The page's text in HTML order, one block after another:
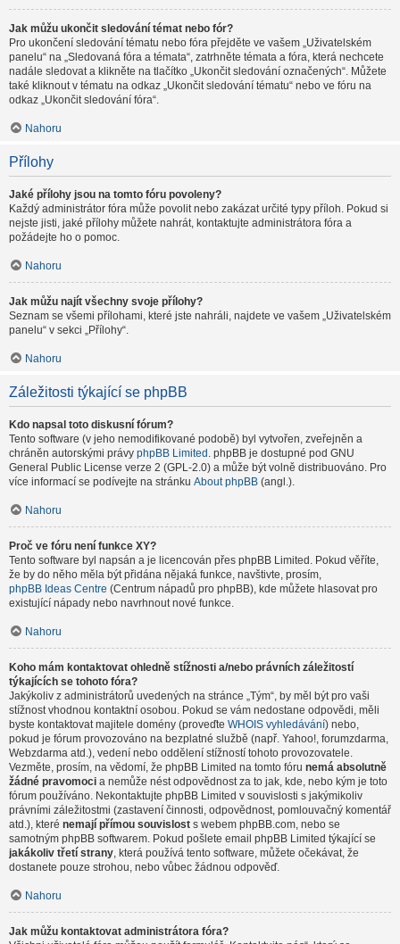
Jak můžu ukončit sledování témat nebo fór?
Pro ukončení sledování tématu nebo fóra přejděte ve vašem „Uživatelském
panelu“ na „Sledovaná fóra a témata“, zatrhněte témata a fóra, která nechcete
nadále sledovat a klikněte na tlačítko „Ukončit sledování označených“. Můžete
také kliknout v tématu na odkaz „Ukončit sledování tématu“ nebo ve fóru na
odkaz „Ukončit sledování fóra“.
Nahoru
Přílohy
Jaké přílohy jsou na tomto fóru povoleny?
Každý administrátor fóra může povolit nebo zakázat určité typy příloh. Pokud si
nejste jisti, jaké přílohy můžete nahrát, kontaktujte administrátora fóra a
požádejte ho o pomoc.
Nahoru
Jak můžu najít všechny svoje přílohy?
Seznam se všemi přílohami, které jste nahráli, najdete ve vašem „Uživatelském
panelu“ v sekci „Přílohy“.
Nahoru
Záležitosti týkající se phpBB
Kdo napsal toto diskusní fórum?
Tento software (v jeho nemodifikované podobě) byl vytvořen, zveřejněn a
chráněn autorskými právy phpBB Limited . phpBB je dostupné pod GNU
General Public License verze 2 (GPL-2.0) a může být volně distribuováno. Pro
více informací se podívejte na stránku About phpBB (angl.).
Nahoru
Proč ve fóru není funkce XY?
Tento software byl napsán a je licencován přes phpBB Limited. Pokud věříte,
že by do něho měla být přidána nějaká funkce, navštivte, prosím,
phpBB Ideas Centre (Centrum nápadů pro phpBB), kde můžete hlasovat pro
existující nápady nebo navrhnout nové funkce.
Nahoru
Koho mám kontaktovat ohledně stížnosti a/nebo právních záležitostí
týkajících se tohoto fóra?
Jakýkoliv z administrátorů uvedených na stránce „Tým“, by měl být pro vaši
stížnost vhodnou kontaktní osobou. Pokud se vám nedostane odpovědi, měli
byste kontaktovat majitele domény (proveďte WHOIS vyhledávání) nebo,
pokud je fórum provozováno na bezplatné službě (např. Yahoo!, forumzdarma,
Webzdarma atd.), vedení nebo oddělení stížností tohoto provozovatele.
Vezměte, prosím, na vědomí, že phpBB Limited na tomto fóru nemá absolutně
žádné pravomoci a nemůže nést odpovědnost za to jak, kde, nebo kým je toto
fórum používáno. Nekontaktujte phpBB Limited v souvislosti s jakýmikoliv
právními záležitostmi (zastavení činnosti, odpovědnost, pomlouvačný komentář
atd.), které nemají přímou souvislost s webem phpBB.com, nebo se
samotným phpBB softwarem. Pokud pošlete email phpBB Limited týkající se
jakákoliv třetí strany, která používá tento software, můžete očekávat, že
dostanete pouze strohou, nebo vůbec žádnou odpověď.
Nahoru
Jak můžu kontaktovat administrátora fóra?